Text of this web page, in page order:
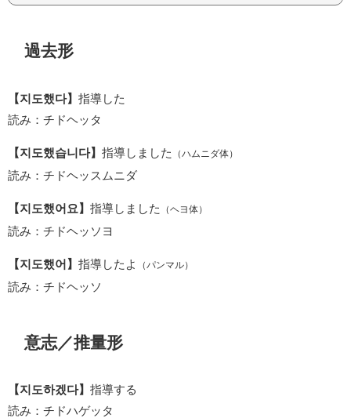
過去形
【지도했다】 指導した
読み：チドヘッタ
【지도했습니다】 指導しました （ハムニダ体）
読み：チドヘッスムニダ
【지도했어요】 指導しました （ヘヨ体）
読み：チドヘッソヨ
【지도했어】 指導したよ （パンマル）
読み：チドヘッソ
意志／推量形
【지도하겠다】 指導する
読み：チドハゲッタ